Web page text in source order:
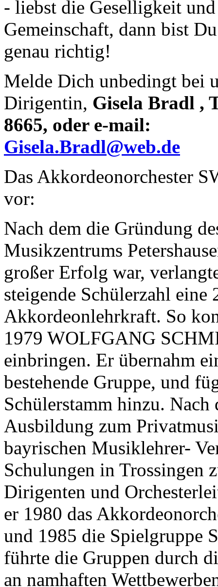
- liebst die Geselligkeit
Gemeinschaft, dann bist
genau richtig!
Melde Dich unbedingt bei
Dirigentin, Gisela Bradl ,
8665, oder e-mail:
Gisela.Bradl@web.de
Das Akkordeonorchester
vor:
Nach dem die Gründung
Musikzentrums
großer Erfolg war,
steigende Schülerzahl eine
Akkordeonlehrkraft. So
1979 WOLFGANG
einbringen. Er übernahm
bestehende Gruppe, und
Schülerstamm hinzu. Nach
Ausbildung zum
bayrischen Musiklehrer-
Schulungen in Trossingen
Dirigenten und
er 1980 das
und 1985 die Spielgruppe
führte die Gruppen durch
an namhaften